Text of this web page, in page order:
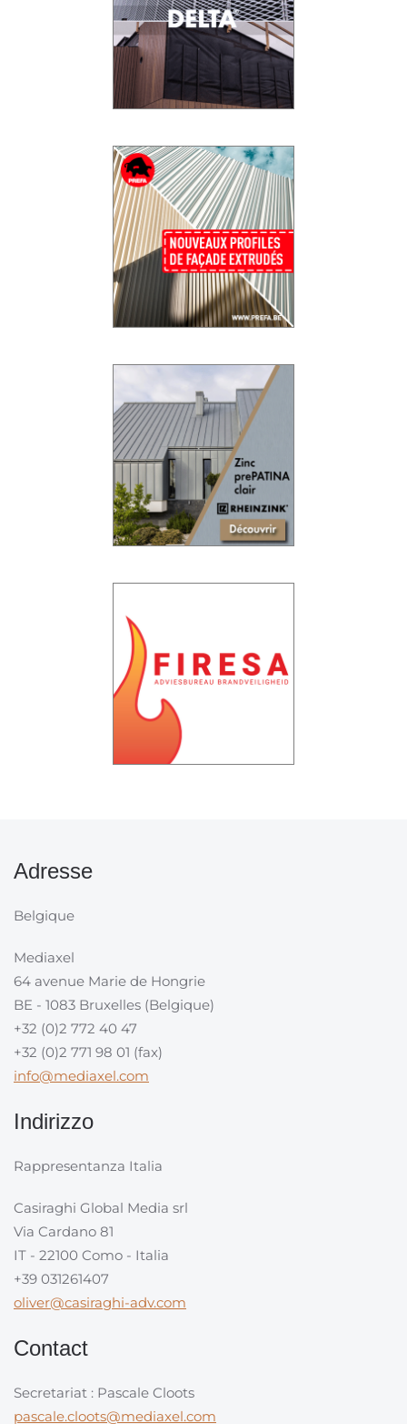
Adresse
Belgique
Mediaxel
64 avenue Marie de Hongrie
BE - 1083 Bruxelles (Belgique)
+32 (0)2 772 40 47
+32 (0)2 771 98 01 (fax)
info@mediaxel.com
Indirizzo
Rappresentanza Italia
Casiraghi Global Media srl
Via Cardano 81
IT - 22100 Como - Italia
+39 031261407
oliver@casiraghi-adv.com
Contact
Secretariat : Pascale Cloots
pascale.cloots@mediaxel.com